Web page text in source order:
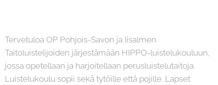
Tervetuloa OP Pohjois-Savon ja Iisalmen
Taitoluistelijoiden järjestämään HIPPO-luistelukouluun,
jossa opetellaan ja harjoitellaan perusluistelutaitoja.
Luistelukoulu sopii sekä tytöille että pojille. Lapset